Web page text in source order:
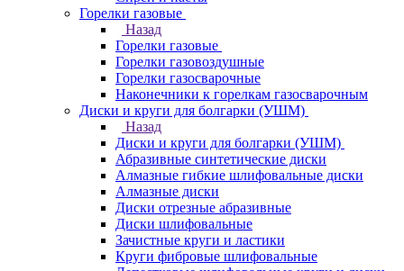
Горелки газовые
Назад
Горелки газовые
Горелки газовоздушные
Горелки газосварочные
Наконечники к горелкам газосварочным
Диски и круги для болгарки (УШМ)
Назад
Диски и круги для болгарки (УШМ)
Абразивные синтетические диски
Алмазные гибкие шлифовальные диски
Алмазные диски
Диски отрезные абразивные
Диски шлифовальные
Зачистные круги и ластики
Круги фибровые шлифовальные